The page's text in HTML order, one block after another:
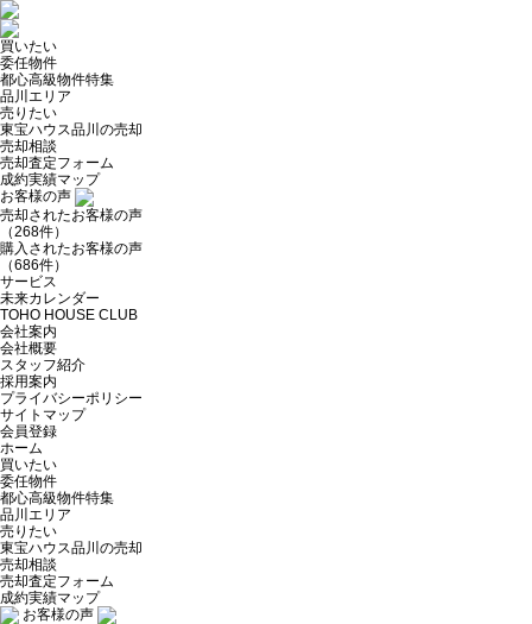
買いたい
委任物件
都心高級物件特集
品川エリア
売りたい
東宝ハウス品川の売却
売却相談
売却査定フォーム
成約実績マップ
お客様の声
売却されたお客様の声
（268件）
購入されたお客様の声
（686件）
サービス
未来カレンダー
TOHO HOUSE CLUB
会社案内
会社概要
スタッフ紹介
採用案内
プライバシーポリシー
サイトマップ
会員登録
ホーム
買いたい
委任物件
都心高級物件特集
品川エリア
売りたい
東宝ハウス品川の売却
売却相談
売却査定フォーム
成約実績マップ
お客様の声